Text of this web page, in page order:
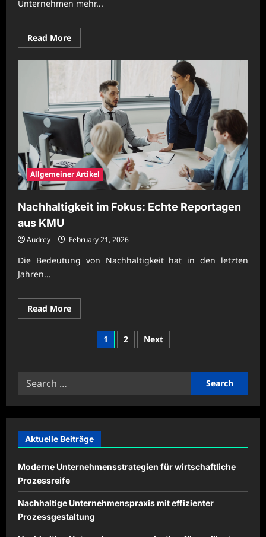
Unternehmen mehr...
Read MoreRead
more
Praxisnahe
Unternehmensentwicklung
innovativer
Prozessstrategie
Allgemeiner Artikel
Nachhaltigkeit im Fokus: Echte Reportagen
aus KMU
Audrey February 21, 2026
Die Bedeutung von Nachhaltigkeit hat in den letzten
Jahren...
Read MoreRead
more
Nachhaltigkeit
Fokus:
Posts
1 2 Next
Search
Aktuelle Beiträge
Moderne Unternehmensstrategien für wirtschaftliche
Prozessreife
Nachhaltige Unternehmenspraxis mit effizienter
Prozessgestaltung